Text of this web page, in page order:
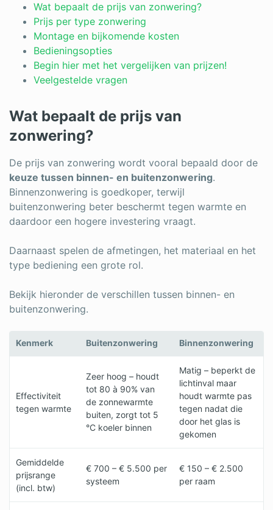
Bent u een vakspecialist?
Log in
Wat bepaalt de prijs van zonwering?
Prijs per type zonwering
Montage en bijkomende kosten
Bedieningsopties
Begin hier met het vergelijken van prijzen!
Veelgestelde vragen
Wat bepaalt de prijs van
zonwering?
De prijs van zonwering wordt vooral bepaald door de
keuze tussen binnen- en buitenzonwering.
Binnenzonwering is goedkoper, terwijl
buitenzonwering beter beschermt tegen warmte en
daardoor een hogere investering vraagt.
Daarnaast spelen de afmetingen, het materiaal en het
type bediening een grote rol.
Bekijk hieronder de verschillen tussen binnen- en
buitenzonwering.
Kenmerk Buitenzonwering Binnenzonwering
Effectiviteit
tegen warmte
Zeer hoog – houdt
tot 80 à 90% van
de zonnewarmte
buiten, zorgt tot 5
°C koeler binnen
Matig – beperkt de
lichtinval maar
houdt warmte pas
tegen nadat die
door het glas is
gekomen
Gemiddelde
prijsrange
(incl. btw)
€ 700 – € 5.500 per
systeem
€ 150 – € 2.500
per raam